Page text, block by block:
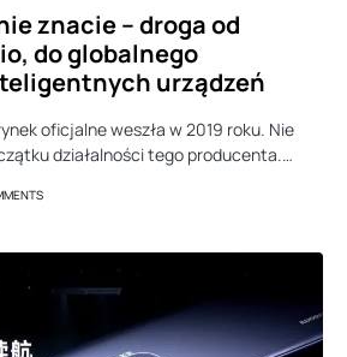
znacie – droga od
do globalnego
urządzeń
oficjalne weszła w 2019 roku. Nie
działalności tego producenta.…